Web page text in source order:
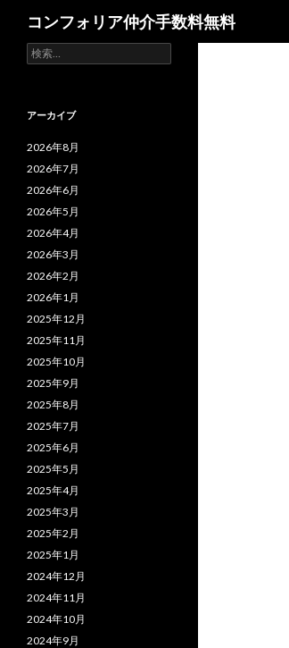
コンフォリア仲介手数料無料
検
索:
アーカイブ
2026年8月
2026年7月
2026年6月
2026年5月
2026年4月
2026年3月
2026年2月
2026年1月
2025年12月
2025年11月
2025年10月
2025年9月
2025年8月
2025年7月
2025年6月
2025年5月
2025年4月
2025年3月
2025年2月
2025年1月
2024年12月
2024年11月
2024年10月
2024年9月